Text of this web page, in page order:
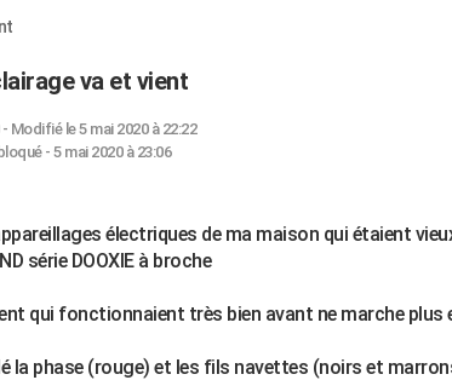
va et vient
- Modifié le 5 mai 2020 à 22:22
-5 mai 2020 à 23:06
électriques de ma maison qui étaient
série DOOXIE à broche
qui fonctionnaient très bien avant ne marche plus
la phase (rouge) et les fils navettes (noirs et